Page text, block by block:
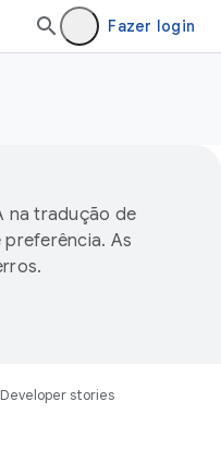
Fazer login
na tradução de
As
Developer stories